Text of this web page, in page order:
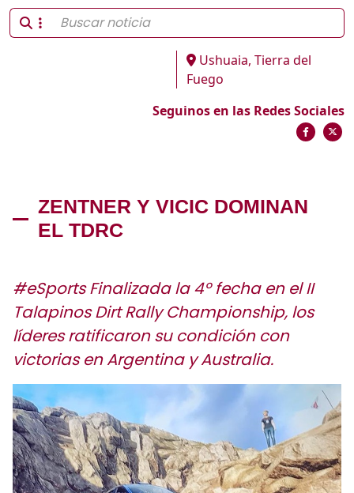
Ushuaia, Tierra del
Fuego
Seguinos en las Redes Sociales
ZENTNER Y VICIC DOMINAN
EL TDRC
#eSports Finalizada la 4º fecha en el II
Talapinos Dirt Rally Championship, los
líderes ratificaron su condición con
victorias en Argentina y Australia.